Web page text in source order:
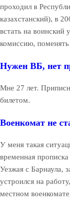
проходил в
казахстанский), в
встать на воинский
комиссию, поменять
Нужен ВБ, нет
Мне 27 лет.
билетом.
Военкомат не
У меня такая
временная
Уезжая с Барнаула,
устроился на
местном